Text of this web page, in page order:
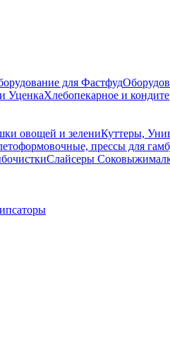
для Фастфуд
УценкаХлебопекарное и
овощей и зелениКуттеры,
прессы для
Слайсеры